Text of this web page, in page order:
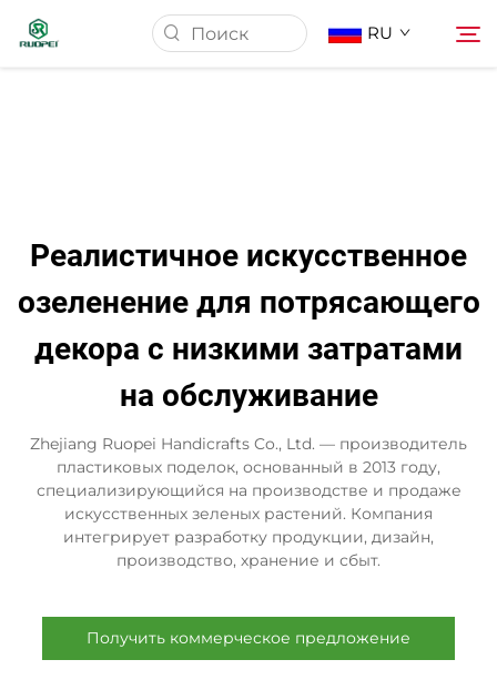
RU
Новости
Контакт
Реалистичное искусственное
озеленение для потрясающего
декора с низкими затратами
на обслуживание
Zhejiang Ruopei Handicrafts Co., Ltd. — производитель
пластиковых поделок, основанный в 2013 году,
специализирующийся на производстве и продаже
искусственных зеленых растений. Компания
интегрирует разработку продукции, дизайн,
производство, хранение и сбыт.
Получить коммерческое предложение